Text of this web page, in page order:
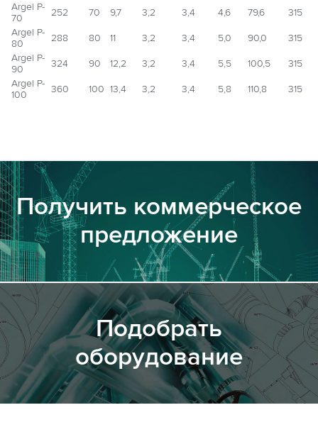
Argel P-
70
252 70 9,7 3,2 3,4 4,6 79,6
315
Argel P-
80
288 80 11 3,2 3,4 5,0 90,0
315
Argel P-
90
324 90 12,2 3,2 3,4 5,5 100,5
315
Argel P-
100
360 100 13,4 3,2 3,4 5,8 110,8 315
Получить коммерческое
предложение
Подобрать
оборудование